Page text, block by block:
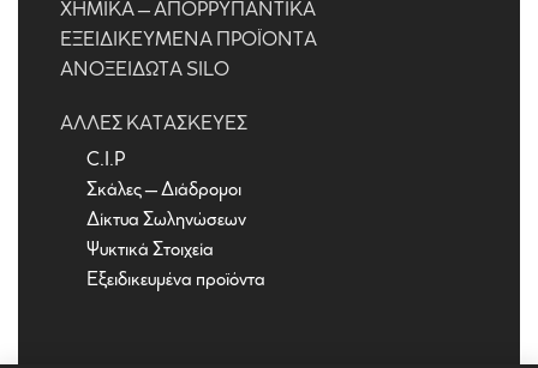
ΧΗΜΙΚΆ – ΑΠΟΡΡΥΠΑΝΤΙΚΆ
ΕΞΕΙΔΙΚΕΥΜΈΝΑ ΠΡΟΪΌΝΤΑ
ΑΝΟΞΕΊΔΩΤΑ SILO
ΆΛΛΕΣ ΚΑΤΑΣΚΕΥΈΣ
C.I.P
Σκάλες – Διάδρομοι
Δίκτυα Σωληνώσεων
Ψυκτικά Στοιχεία
Εξειδικευμένα προϊόντα